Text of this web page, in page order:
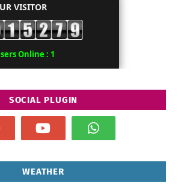
VISITOR
Online : 1
SOCIAL PLUGIN
WEATHER